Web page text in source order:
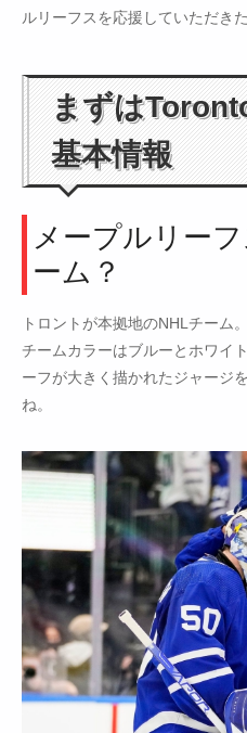
ルリーフスを応援していただき
まずは
基本情報
メープルリー
ーム？
トロントが本拠地のNHLチーム。
チームカラーはブルーとホワイ
ーフが大きく描かれたジャージ
ね。